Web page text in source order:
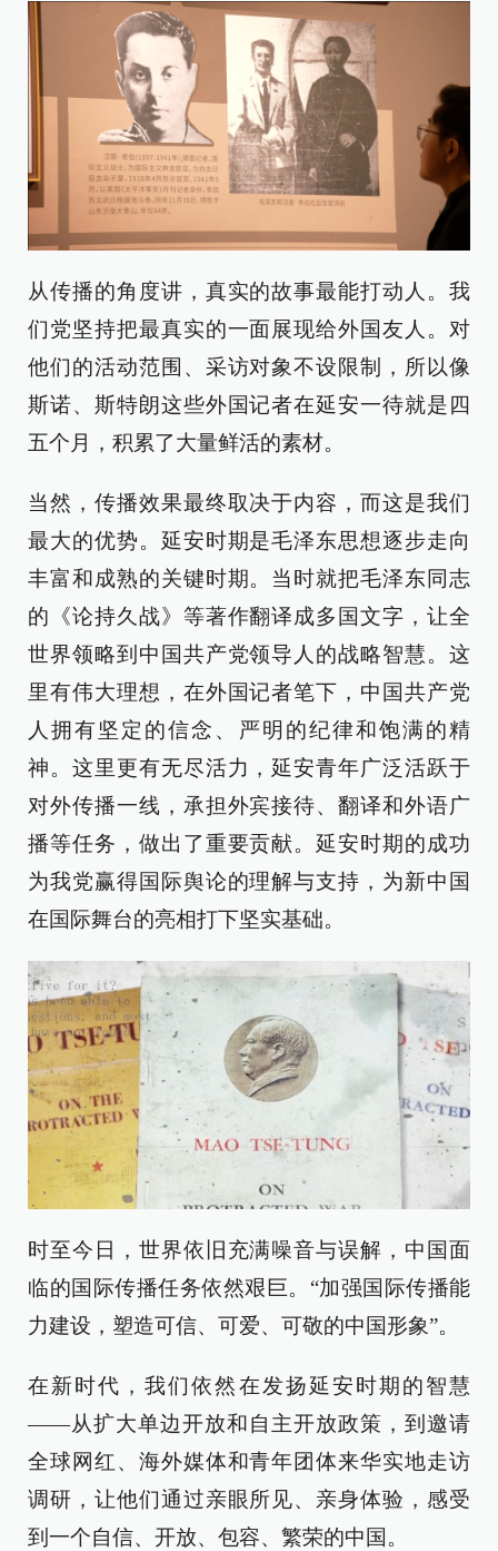
从传播的角度讲，真实的故事最能打动人。我
们党坚持把最真实的一面展现给外国友人。对
他们的活动范围、采访对象不设限制，所以像
斯诺、斯特朗这些外国记者在延安一待就是四
五个月，积累了大量鲜活的素材。
当然，传播效果最终取决于内容，而这是我们
最大的优势。延安时期是毛泽东思想逐步走向
丰富和成熟的关键时期。当时就把毛泽东同志
的《论持久战》等著作翻译成多国文字，让全
世界领略到中国共产党领导人的战略智慧。这
里有伟大理想，在外国记者笔下，中国共产党
人拥有坚定的信念、严明的纪律和饱满的精
神。这里更有无尽活力，延安青年广泛活跃于
对外传播一线，承担外宾接待、翻译和外语广
播等任务，做出了重要贡献。延安时期的成功
为我党赢得国际舆论的理解与支持，为新中国
在国际舞台的亮相打下坚实基础。
时至今日，世界依旧充满噪音与误解，中国面
临的国际传播任务依然艰巨。“加强国际传播能
力建设，塑造可信、可爱、可敬的中国形象”。
在新时代，我们依然在发扬延安时期的智慧
——从扩大单边开放和自主开放政策，到邀请
全球网红、海外媒体和青年团体来华实地走访
调研，让他们通过亲眼所见、亲身体验，感受
到一个自信、开放、包容、繁荣的中国。